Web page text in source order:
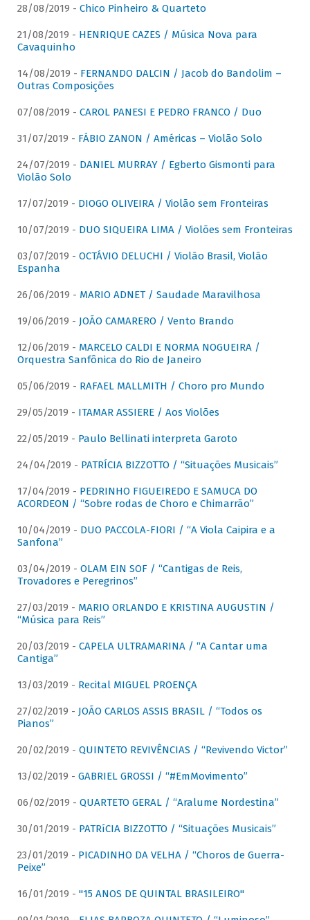
28/08/2019 - Chico Pinheiro & Quarteto
21/08/2019 - HENRIQUE CAZES / Música Nova para
Cavaquinho
14/08/2019 - FERNANDO DALCIN / Jacob do Bandolim –
Outras Composições
07/08/2019 - CAROL PANESI E PEDRO FRANCO / Duo
31/07/2019 - FÁBIO ZANON / Américas – Violão Solo
24/07/2019 - DANIEL MURRAY / Egberto Gismonti para
Violão Solo
17/07/2019 - DIOGO OLIVEIRA / Violão sem Fronteiras
10/07/2019 - DUO SIQUEIRA LIMA / Violões sem Fronteiras
03/07/2019 - OCTÁVIO DELUCHI / Violão Brasil, Violão
Espanha
26/06/2019 - MARIO ADNET / Saudade Maravilhosa
19/06/2019 - JOÃO CAMARERO / Vento Brando
12/06/2019 - MARCELO CALDI E NORMA NOGUEIRA /
Orquestra Sanfônica do Rio de Janeiro
05/06/2019 - RAFAEL MALLMITH / Choro pro Mundo
29/05/2019 - ITAMAR ASSIERE / Aos Violões
22/05/2019 - Paulo Bellinati interpreta Garoto
24/04/2019 - PATRÍCIA BIZZOTTO / “Situações Musicais”
17/04/2019 - PEDRINHO FIGUEIREDO E SAMUCA DO
ACORDEON / “Sobre rodas de Choro e Chimarrão”
10/04/2019 - DUO PACCOLA-FIORI / “A Viola Caipira e a
Sanfona”
03/04/2019 - OLAM EIN SOF / “Cantigas de Reis,
Trovadores e Peregrinos”
27/03/2019 - MARIO ORLANDO E KRISTINA AUGUSTIN /
“Música para Reis”
20/03/2019 - CAPELA ULTRAMARINA / “A Cantar uma
Cantiga”
13/03/2019 - Recital MIGUEL PROENÇA
27/02/2019 - JOÃO CARLOS ASSIS BRASIL / “Todos os
Pianos”
20/02/2019 - QUINTETO REVIVÊNCIAS / “Revivendo Victor”
13/02/2019 - GABRIEL GROSSI / “#EmMovimento”
06/02/2019 - QUARTETO GERAL / “Aralume Nordestina”
30/01/2019 - PATRíCIA BIZZOTTO / “Situações Musicais”
23/01/2019 - PICADINHO DA VELHA / “Choros de Guerra-
Peixe”
16/01/2019 - "15 ANOS DE QUINTAL BRASILEIRO"